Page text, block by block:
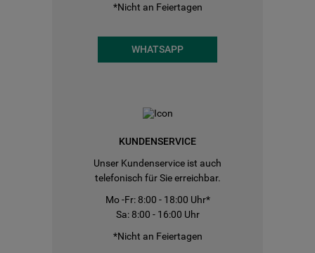
*Nicht an Feiertagen
WHATSAPP
KUNDENSERVICE
Unser Kundenservice ist auch
telefonisch für Sie erreichbar.
Mo -Fr: 8:00 - 18:00 Uhr*
Sa: 8:00 - 16:00 Uhr
*Nicht an Feiertagen